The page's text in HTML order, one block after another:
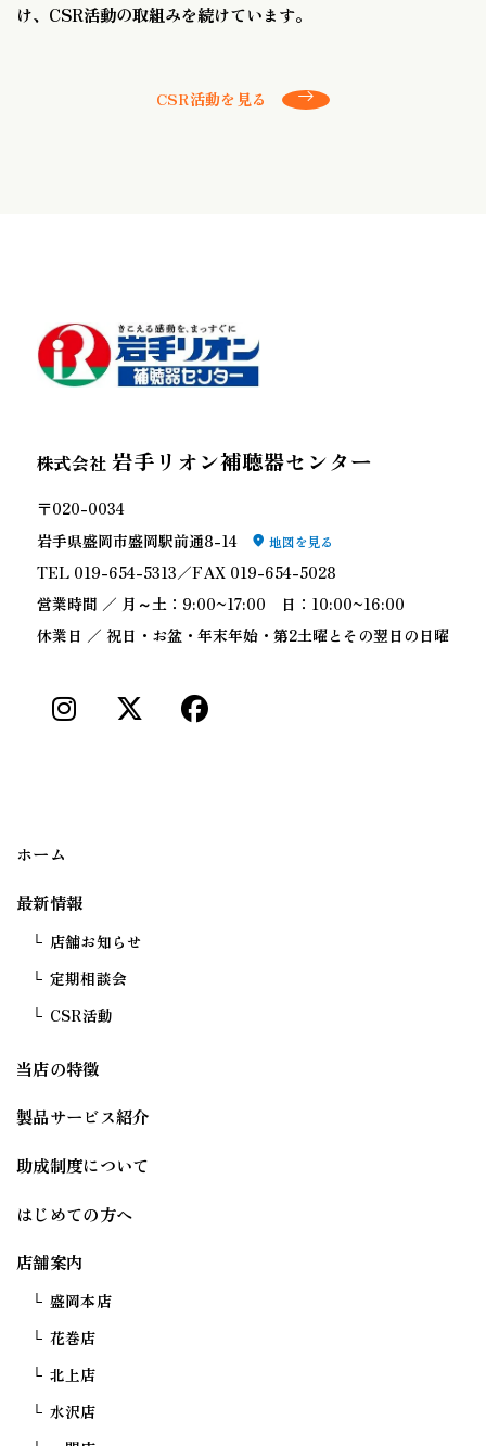
け、 CSR活動の取組みを続けています。
CSR活動を見る
株式会社 岩手リオン補聴器センター
〒020-0034
岩手県盛岡市盛岡駅前通8-14
地図を見る
TEL 019-654-5313／FAX 019-654-5028
営業時間 ／ 月～土：9:00~17:00 日：10:00~16:00
休業日 ／ 祝日・お盆・年末年始・第2土曜とその翌日の日曜
ホーム
最新情報
店舗お知らせ
定期相談会
CSR活動
当店の特徴
製品サービス紹介
助成制度について
はじめての方へ
店舗案内
盛岡本店
花巻店
北上店
水沢店